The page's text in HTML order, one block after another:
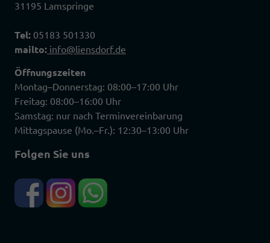
31195 Lamspringe
Tel: 05183 501330
mailto: info@liensdorf.de
Öffnungszeiten
Montag–Donnerstag: 08:00–17:00 Uhr
Freitag: 08:00–16:00 Uhr
Samstag: nur nach Terminvereinbarung
Mittagspause (Mo.–Fr.): 12:30–13:00 Uhr
Folgen Sie uns